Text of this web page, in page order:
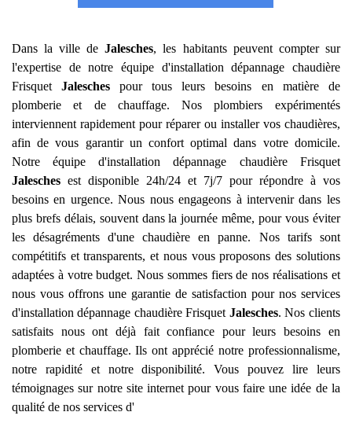
Dans la ville deJalesches, les habitants peuvent compter sur
l'expertise de notre équipe d'installation dépannage chaudière
FrisquetJalesches pour tous leurs besoins en matière de
plomberie et de chauffage. Nos plombiers expérimentés
interviennent rapidement pour réparer ou installer vos chaudières,
afin de vous garantir un confort optimal dans votre domicile.
Notre équipe d'installation dépannage chaudière Frisquet
Jalesches est disponible 24h/24 et 7j/7 pour répondre à vos
besoins en urgence. Nous nous engageons à intervenir dans les
plus brefs délais, souvent dans la journée même, pour vous éviter
les désagréments d'une chaudière en panne. Nos tarifs sont
compétitifs et transparents, et nous vous proposons des solutions
adaptées à votre budget. Nous sommes fiers de nos réalisations et
nous vous offrons une garantie de satisfaction pour nos services
d'installation dépannage chaudière Frisquet Jalesches. Nos clients
satisfaits nous ont déjà fait confiance pour leurs besoins en
plomberie et chauffage. Ils ont apprécié notre professionnalisme,
notre rapidité et notre disponibilité. Vous pouvez lire leurs
témoignages sur notre site internet pour vous faire une idée de la
qualité de nos services d'